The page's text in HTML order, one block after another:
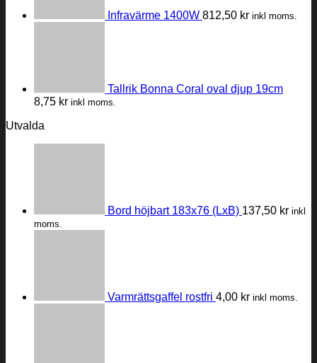
Infravärme 1400W 812,50 kr inkl moms.
Tallrik Bonna Coral oval djup 19cm
8,75 kr inkl moms.
Utvalda
Bord höjbart 183x76 (LxB) 137,50 kr inkl
moms.
Varmrättsgaffel rostfri 4,00 kr inkl moms.